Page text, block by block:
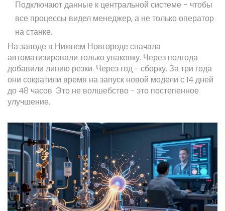
Подключают данные к центральной системе - чтобы
все процессы видел менеджер, а не только оператор
на станке.
На заводе в Нижнем Новгороде сначала
автоматизировали только упаковку. Через полгода
добавили линию резки. Через год - сборку. За три года
они сократили время на запуск новой модели с 14 дней
до 48 часов. Это не волшебство - это постепенное
улучшение.